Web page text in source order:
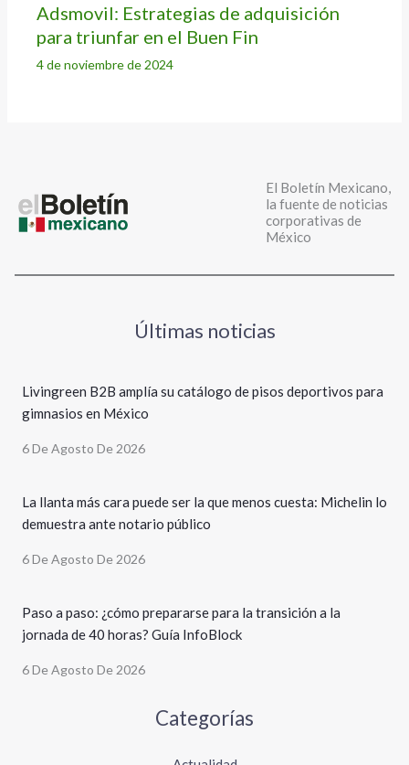
Adsmovil: Estrategias de adquisición
para triunfar en el Buen Fin
4 de noviembre de 2024
El Boletín Mexicano,
la fuente de noticias
corporativas de
México
Últimas noticias
Livingreen B2B amplía su catálogo de pisos deportivos para
gimnasios en México
6 De Agosto De 2026
La llanta más cara puede ser la que menos cuesta: Michelin lo
demuestra ante notario público
6 De Agosto De 2026
Paso a paso: ¿cómo prepararse para la transición a la
jornada de 40 horas? Guía InfoBlock
6 De Agosto De 2026
Categorías